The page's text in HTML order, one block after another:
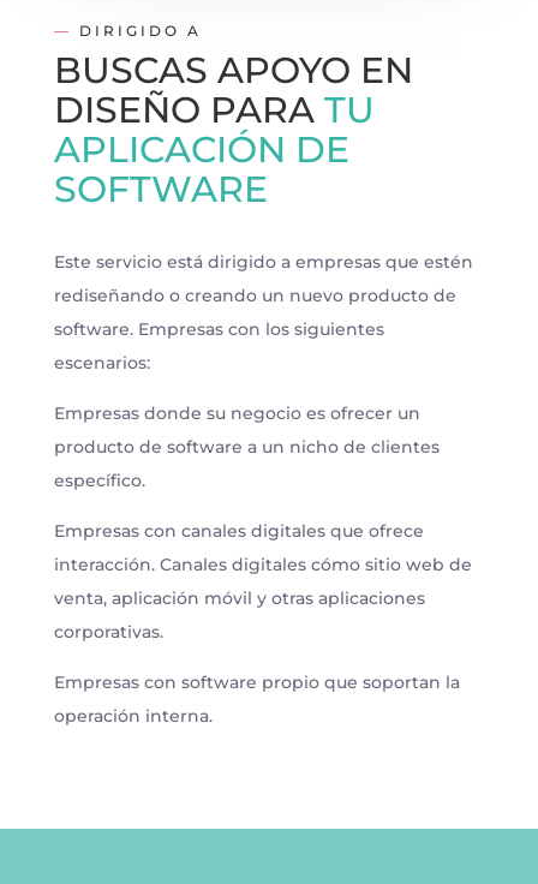
— DIRIGIDO A
BUSCAS APOYO EN
DISEÑO PARA TU
APLICACIÓN DE
SOFTWARE
Este servicio está dirigido a empresas que estén
rediseñando o creando un nuevo producto de
software. Empresas con los siguientes
escenarios:
Empresas donde su negocio es ofrecer un
producto de software a un nicho de clientes
específico.
Empresas con canales digitales que ofrece
interacción. Canales digitales cómo sitio web de
venta, aplicación móvil y otras aplicaciones
corporativas.
Empresas con software propio que soportan la
operación interna.